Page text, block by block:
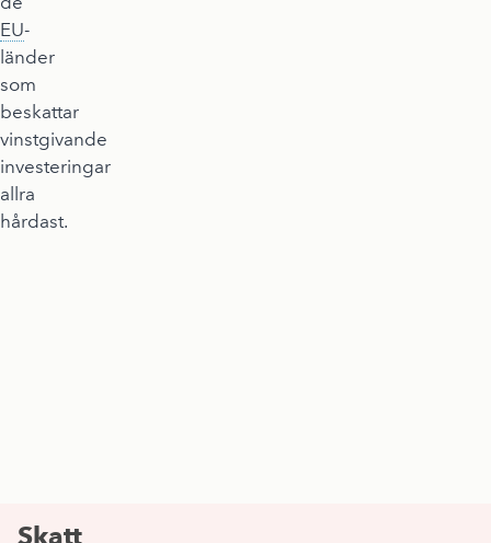
EU-
länder
som
beskattar
vinstgivande
investeringar
allra
hårdast.
Skatt